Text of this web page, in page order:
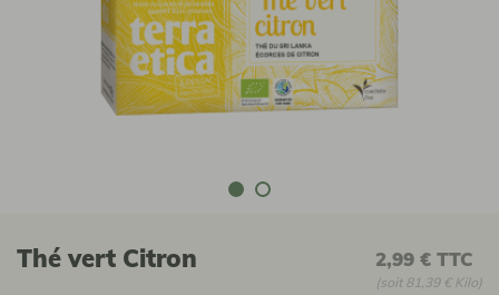
Thé vert Citron 2,99 € TTC
(soit 81,39 € Kilo)